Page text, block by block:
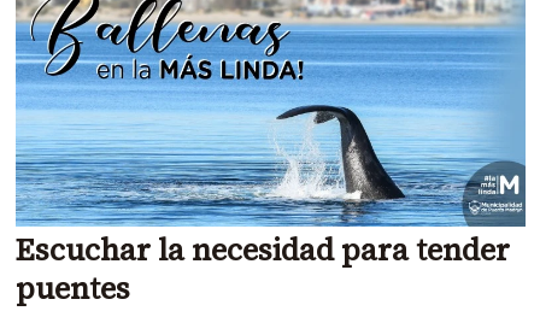
Escuchar la necesidad para tender
puentes